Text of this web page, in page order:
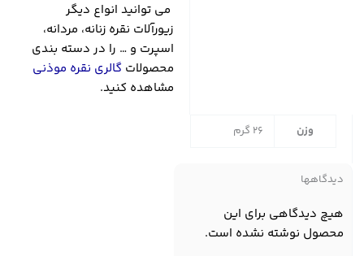
می توانید انواع دیگر
زیورآلات نقره زنانه، مردانه،
اسپرت و … را در دسته بندی
محصولات گالری نقره موذنی
مشاهده کنید.
وزن 26 گرم
دیدگاهها
هیچ دیدگاهی برای این
محصول نوشته نشده است.